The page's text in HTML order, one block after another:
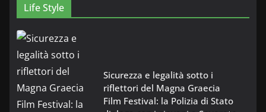
Life Style
Sicurezza e legalità sotto i
riflettori del Magna Graecia
Film Festival: la Polizia di Stato